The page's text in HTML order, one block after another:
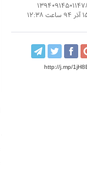
http://j.mp/